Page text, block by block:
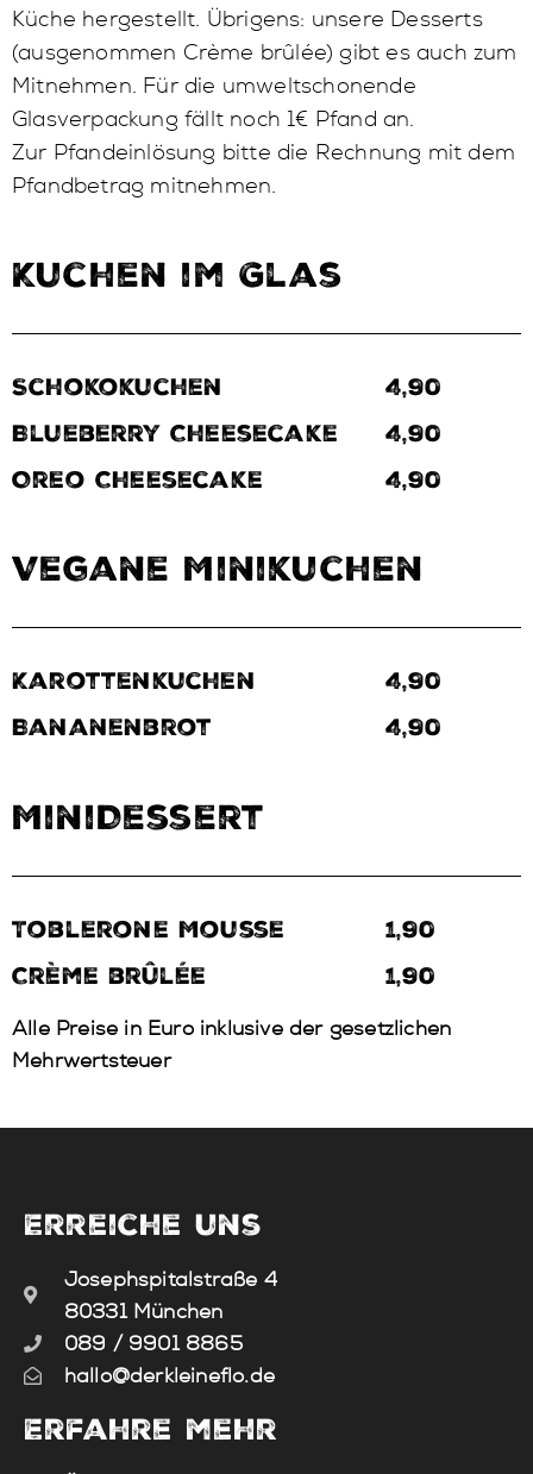
Küche hergestellt. Übrigens: unsere Desserts
(ausgenommen Crème brûlée) gibt es auch zum
Mitnehmen. Für die umweltschonende
Glasverpackung fällt noch 1€ Pfand an.
Zur Pfandeinlösung bitte die Rechnung mit dem
Pfandbetrag mitnehmen.
Kuchen im Glas
Schokokuchen
4,90
Blueberry Cheesecake
4,90
Oreo Cheesecake
4,90
Vegane Minikuchen
Karottenkuchen
4,90
Bananenbrot
4,90
MiniDessert
Toblerone Mousse
1,90
Crème brûlée
1,90
Alle Preise in Euro inklusive der gesetzlichen
Mehrwertsteuer
Erreiche uns
Josephspitalstraße 4
80331 München
089 / 9901 8865
hallo@derkleineflo.de
Erfahre mehr